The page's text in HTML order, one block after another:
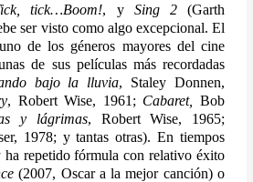
tick…Boom!, y Sing 2 (Garth
ser visto como algo excepcional. El
de los géneros mayores del cine
de sus películas más recordadas
bajo la lluvia, Staley Donnen,
, Robert Wise, 1961; Cabaret,
Bob
y lágrimas
1978; y tantas otras). En tiempos
ha repetido fórmula con relativo éxito
(2007, Oscar a la mejor canción) o